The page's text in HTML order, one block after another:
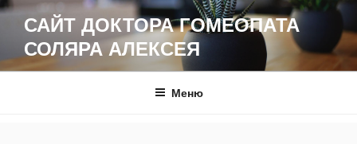
Перейти
содержимому
САЙТ ДОКТОРА ГОМЕОПАТА
СОЛЯРА АЛЕКСЕЯ
Меню